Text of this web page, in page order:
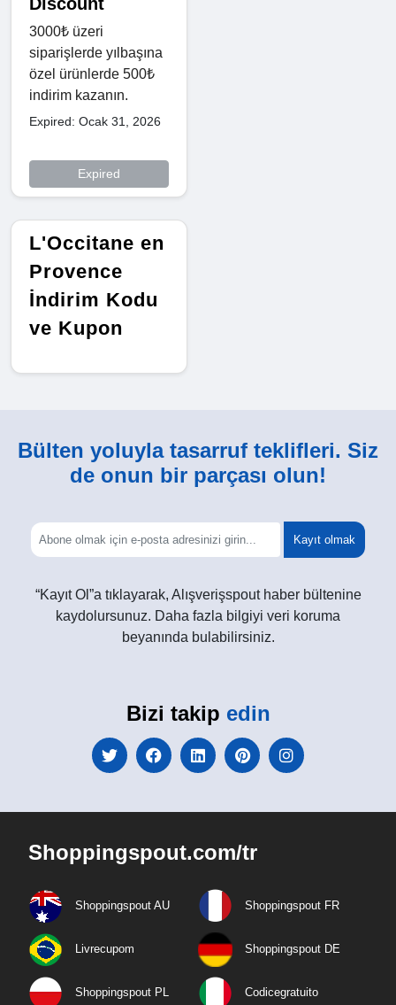
3000₺ üzeri
siparişlerde yılbaşına
özel ürünlerde 500₺
indirim kazanın.
Expired: Ocak 31, 2026
Expired
L'Occitane en
Provence
İndirim Kodu
ve Kupon
Bülten yoluyla tasarruf teklifleri. Siz
de onun bir parçası olun!
Kayıt olmak
“Kayıt Ol”a tıklayarak, Alışverişspout haber bültenine
kaydolursunuz. Daha fazla bilgiyi veri koruma
beyanında bulabilirsiniz.
Bizi takip edin
Shoppingspout.com/tr
Shoppingspout AU Shoppingspout FR
Livrecupom Shoppingspout DE
Shoppingspout PL Codicegratuito